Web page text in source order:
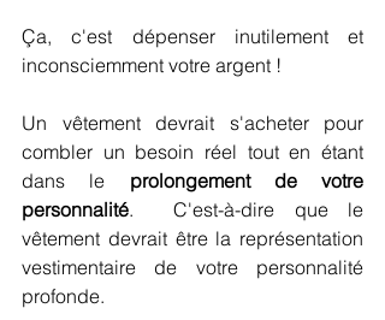
Ça, c'est dépenser inutilement et
inconsciemment votre argent !
Un vêtement devrait s'acheter pour
combler un besoin réel tout en étant
dans le prolongement de votre
personnalité.  C'est-à-dire que le
vêtement devrait être la représentation
vestimentaire de votre personnalité
profonde.